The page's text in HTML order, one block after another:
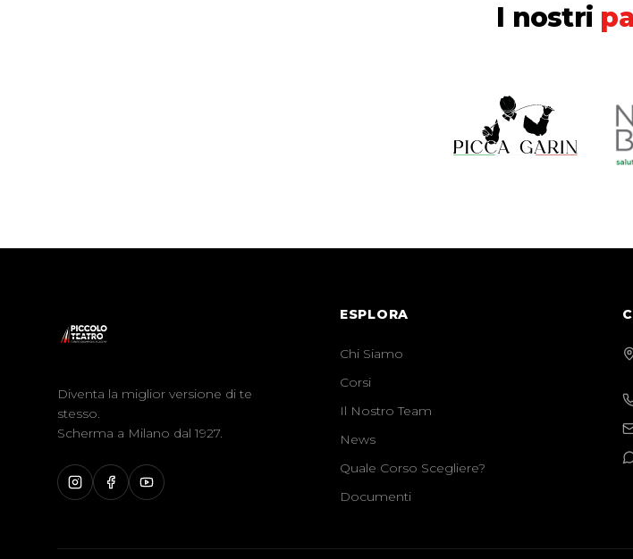
I nostri
Diventa la miglior versione di te
stesso.
Scherma a Milano dal 1927.
ESPLORA
Chi Siamo
Corsi
Il Nostro Team
News
Quale Corso Scegliere?
Documenti